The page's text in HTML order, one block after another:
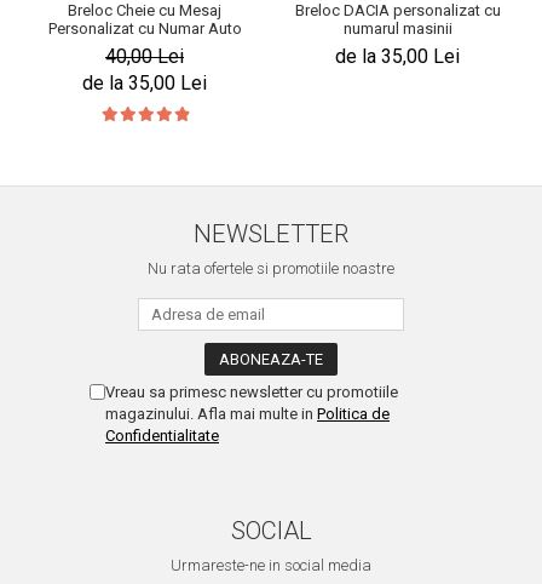
Breloc Cheie cu Mesaj
Personalizat cu Numar Auto
40,00 Lei
de la 35,00 Lei
Breloc DACIA personalizat cu
numarul masinii
de la 35,00 Lei
NEWSLETTER
Nu rata ofertele si promotiile noastre
Vreau sa primesc newsletter cu promotiile
magazinului. Afla mai multe in Politica de
Confidentialitate
SOCIAL
Urmareste-ne in social media